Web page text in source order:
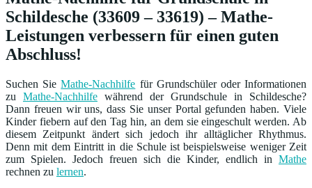
Schildesche (33609 – 33619) – Mathe-
Leistungen verbessern für einen guten
Abschluss!
Suchen SieMathe-Nachhilfe für Grundschüler oder Informationen
zu Mathe-Nachhilfe während der Grundschule in Schildesche?
Dann freuen wir uns, dass Sie unser Portal gefunden haben. Viele
Kinder fiebern auf den Tag hin, an dem sie eingeschult werden. Ab
diesem Zeitpunkt ändert sich jedoch ihr alltäglicher Rhythmus.
Denn mit dem Eintritt in die Schule ist beispielsweise weniger Zeit
zum Spielen. Jedoch freuen sich die Kinder, endlich in Mathe
rechnen zu lernen.